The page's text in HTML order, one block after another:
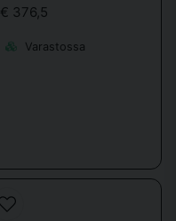
€ 376,5
Varastossa